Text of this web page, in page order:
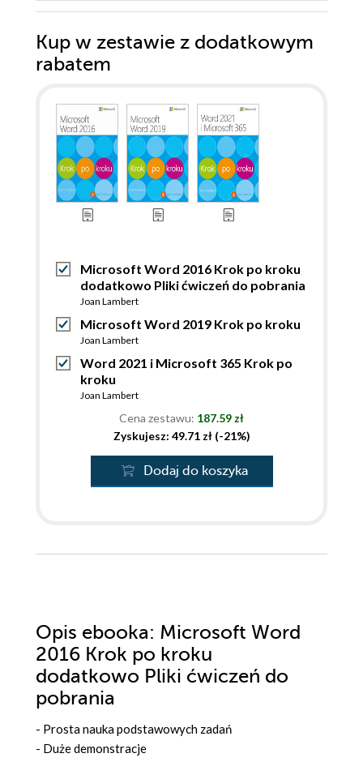
Kup w zestawie z dodatkowym
rabatem
Microsoft Word 2016 Krok po kroku
dodatkowo Pliki ćwiczeń do pobrania
Joan Lambert
Microsoft Word 2019 Krok po kroku
Joan Lambert
Word 2021 i Microsoft 365 Krok po
kroku
Joan Lambert
Cena zestawu: 187.59 zł
Zyskujesz: 49.71 zł (-21%)
Dodaj do koszyka
Opis ebooka: Microsoft Word
2016 Krok po kroku
dodatkowo Pliki ćwiczeń do
pobrania
- Prosta nauka podstawowych zadań
- Duże demonstracje